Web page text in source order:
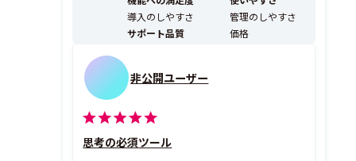
（ビジネスミーティング、プロジェクトプランニング...
導入のしやすさ
管理のしやすさ
サポート品質
価格
非公開ユーザー
思考の必須ツール